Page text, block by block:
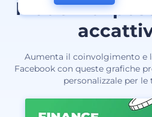
Modelli di
Aumenta il coinvolgimento e
Facebook con queste grafiche
personalizzale per le